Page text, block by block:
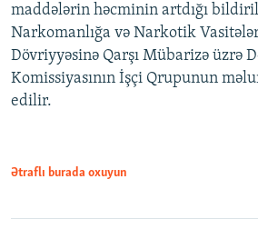
maddələrin həcminin artdığı
Narkomanlığa və Narkotik
Dövriyyəsinə Qarşı Mübarizə üzrə
Komissiyasının İşçi Qrupunun
edilir.
Ətraflı burada oxuyun